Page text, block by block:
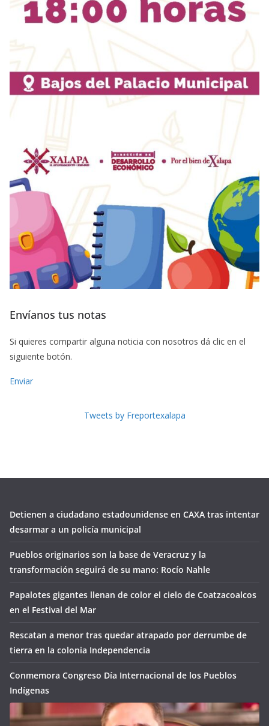
Envíanos tus notas
Si quieres compartir alguna noticia con nosotros dá clic en el
siguiente botón.
Enviar
Tweets by Freportexalapa
Detienen a ciudadano estadounidense en CAXA tras intentar
desarmar a un policía municipal
Pueblos originarios son la base de Veracruz y la
transformación seguirá de su mano: Rocío Nahle
Papalotes gigantes llenan de color el cielo de Coatzacoalcos
en el Festival del Mar
Rescatan a menor tras quedar atrapado por derrumbe de
tierra en la colonia Independencia
Conmemora Congreso Día Internacional de los Pueblos
Indígenas